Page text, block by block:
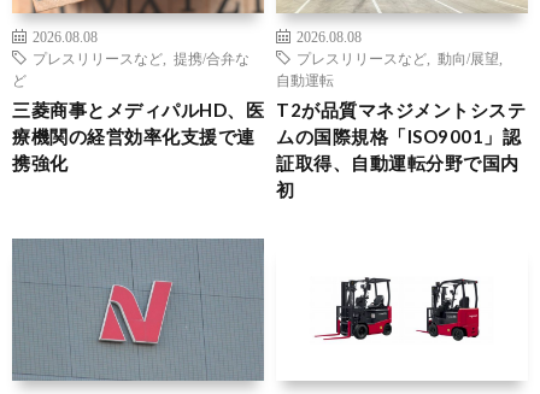
2026.08.08
プレスリリースなど
提携/合弁な
ど
三菱商事とメディパルHD、医
療機関の経営効率化支援で連
携強化
2026.08.08
プレスリリースなど
動向/展望
自動運転
T2が品質マネジメントシステ
ムの国際規格「ISO9001」認
証取得、自動運転分野で国内
初